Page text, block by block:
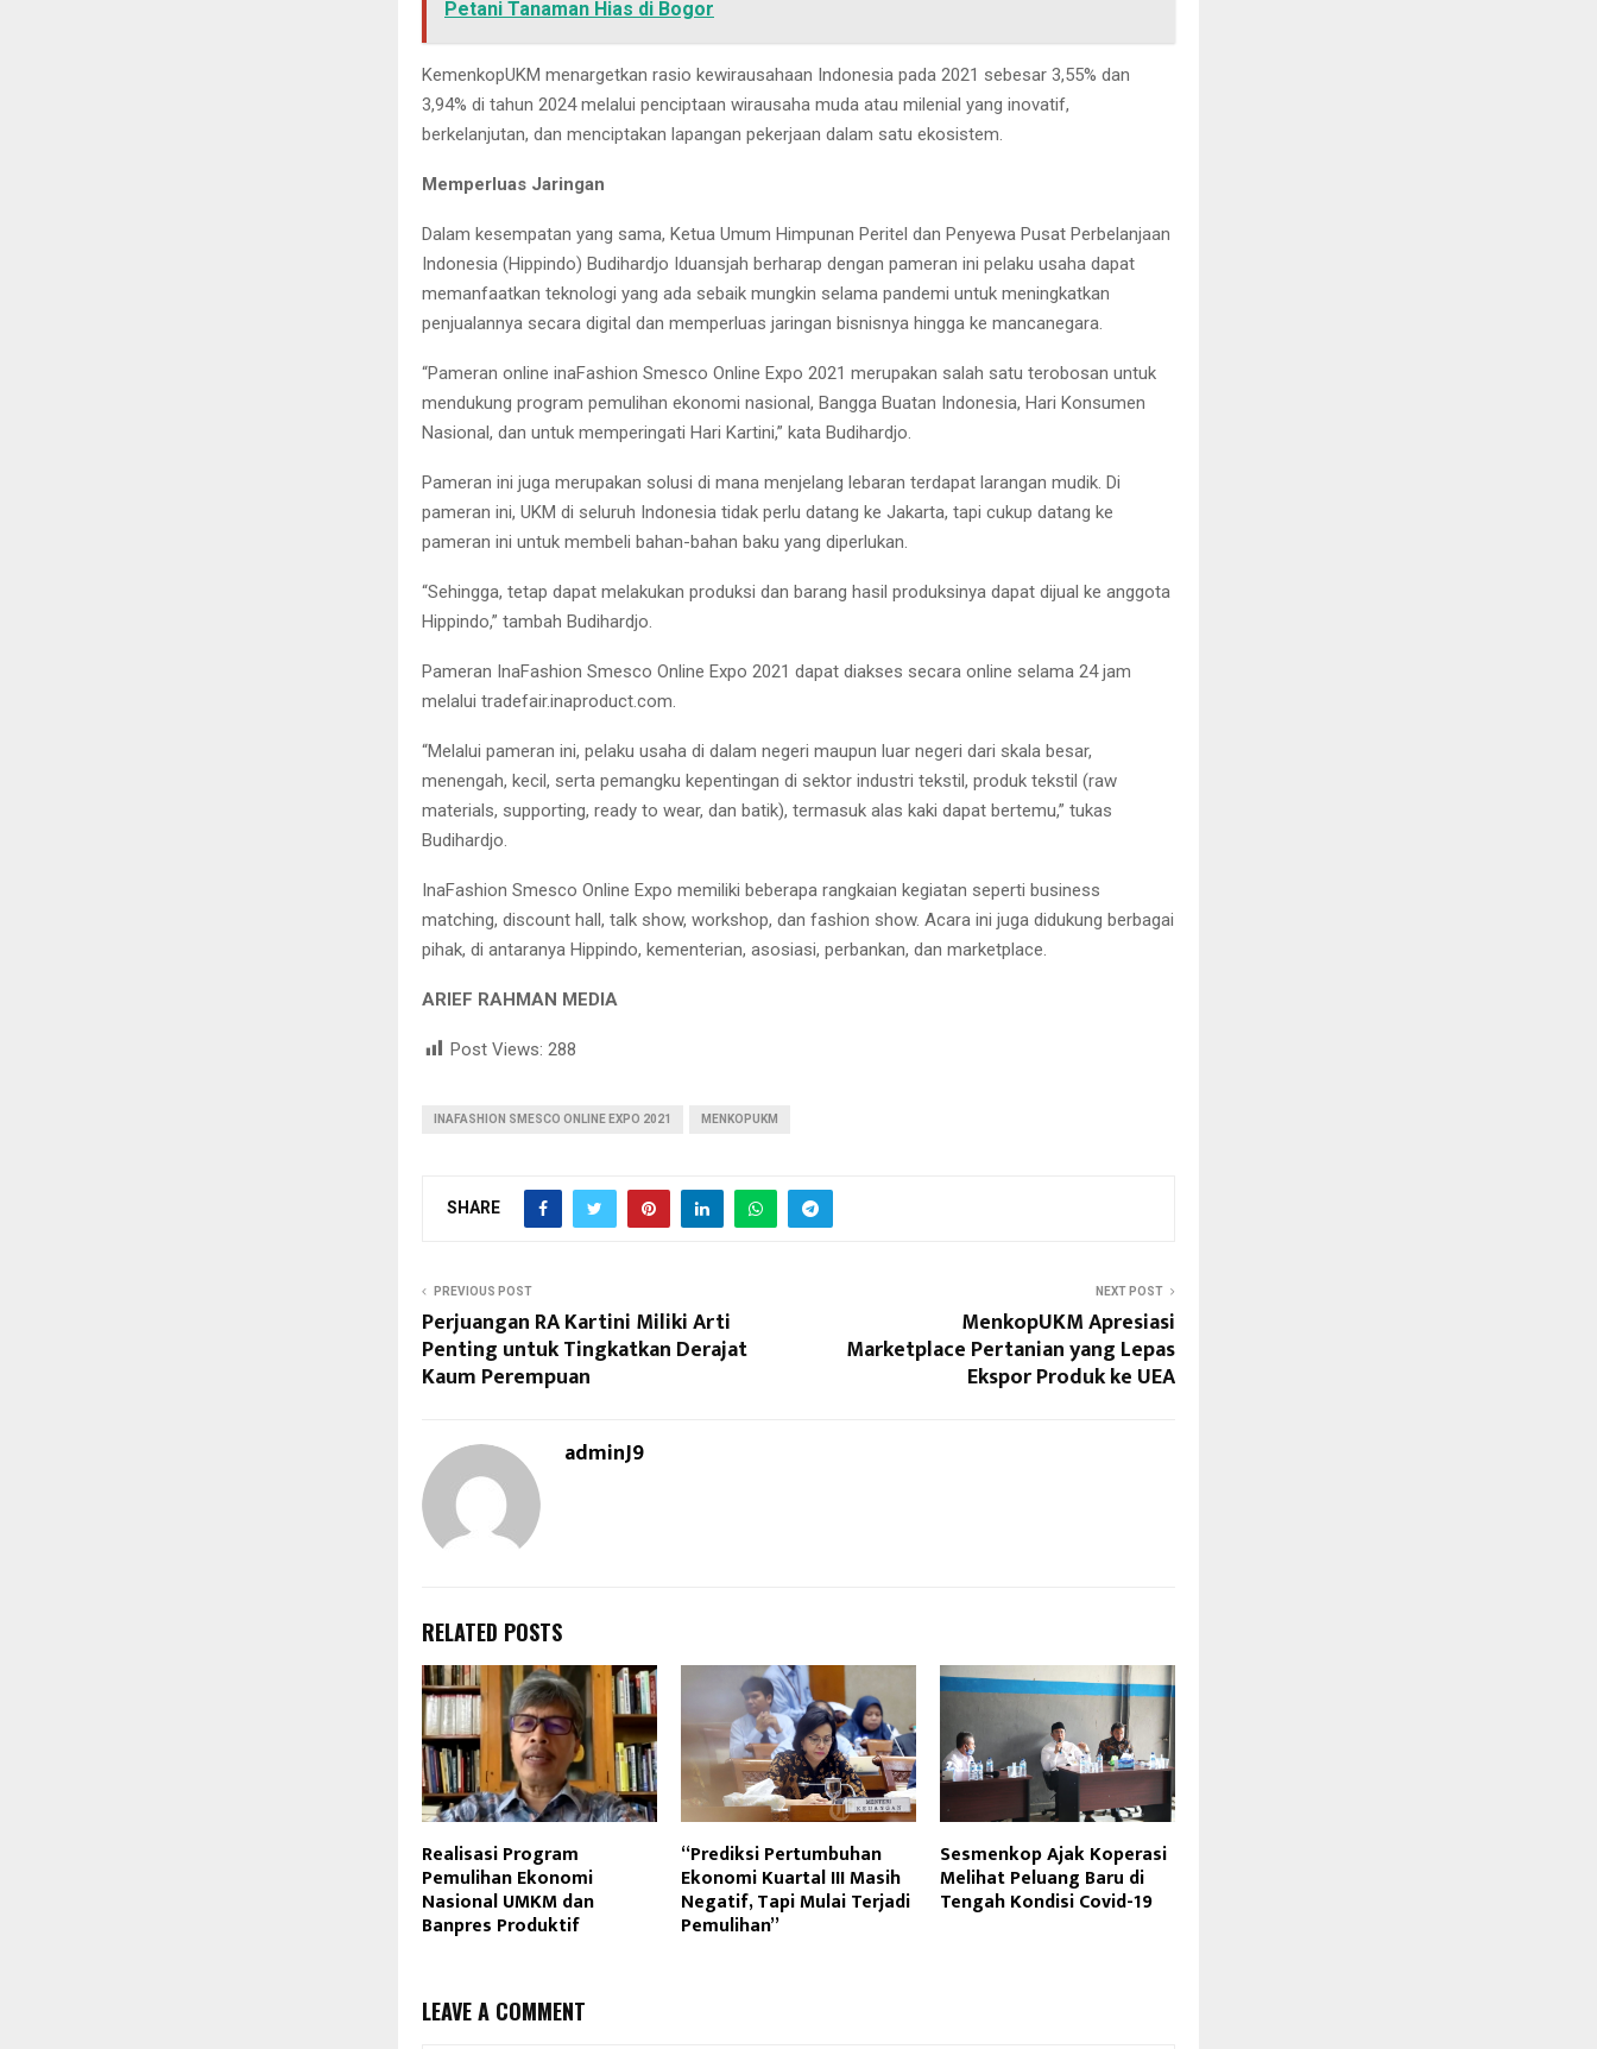
Petani Tanaman Hias di Bogor
KemenkopUKM menargetkan rasio kewirausahaan Indonesia pada 2021 sebesar 3,55% dan
3,94% di tahun 2024 melalui penciptaan wirausaha muda atau milenial yang inovatif,
berkelanjutan, dan menciptakan lapangan pekerjaan dalam satu ekosistem.
Memperluas Jaringan
Dalam kesempatan yang sama, Ketua Umum Himpunan Peritel dan Penyewa Pusat Perbelanjaan
Indonesia (Hippindo) Budihardjo Iduansjah berharap dengan pameran ini pelaku usaha dapat
memanfaatkan teknologi yang ada sebaik mungkin selama pandemi untuk meningkatkan
penjualannya secara digital dan memperluas jaringan bisnisnya hingga ke mancanegara.
“Pameran online inaFashion Smesco Online Expo 2021 merupakan salah satu terobosan untuk
mendukung program pemulihan ekonomi nasional, Bangga Buatan Indonesia, Hari Konsumen
Nasional, dan untuk memperingati Hari Kartini,” kata Budihardjo.
Pameran ini juga merupakan solusi di mana menjelang lebaran terdapat larangan mudik. Di
pameran ini, UKM di seluruh Indonesia tidak perlu datang ke Jakarta, tapi cukup datang ke
pameran ini untuk membeli bahan-bahan baku yang diperlukan.
“Sehingga, tetap dapat melakukan produksi dan barang hasil produksinya dapat dijual ke anggota
Hippindo,” tambah Budihardjo.
Pameran InaFashion Smesco Online Expo 2021 dapat diakses secara online selama 24 jam
melalui tradefair.inaproduct.com.
“Melalui pameran ini, pelaku usaha di dalam negeri maupun luar negeri dari skala besar,
menengah, kecil, serta pemangku kepentingan di sektor industri tekstil, produk tekstil (raw
materials, supporting, ready to wear, dan batik), termasuk alas kaki dapat bertemu,” tukas
Budihardjo.
InaFashion Smesco Online Expo memiliki beberapa rangkaian kegiatan seperti business
matching, discount hall, talk show, workshop, dan fashion show. Acara ini juga didukung berbagai
pihak, di antaranya Hippindo, kementerian, asosiasi, perbankan, dan marketplace.
ARIEF RAHMAN MEDIA
Post Views: 288
INAFASHION SMESCO ONLINE EXPO 2021 MENKOPUKM
SHARE
PREVIOUS POST
Perjuangan RA Kartini Miliki Arti
Penting untuk Tingkatkan Derajat
Kaum Perempuan
NEXT POST
MenkopUKM Apresiasi
Marketplace Pertanian yang Lepas
Ekspor Produk ke UEA
adminJ9
RELATED POSTS
Realisasi Program
Pemulihan Ekonomi
Nasional UMKM dan
Banpres Produktif
“Prediksi Pertumbuhan
Ekonomi Kuartal III Masih
Negatif, Tapi Mulai Terjadi
Pemulihan”
Sesmenkop Ajak Koperasi
Melihat Peluang Baru di
Tengah Kondisi Covid-19
LEAVE A COMMENT